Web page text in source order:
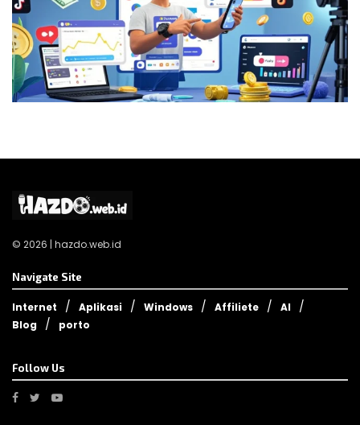
© 2026 | hazdo.web.id
Navigate Site
Internet Aplikasi Windows Affiliete
AI
Blog
porto
Follow Us